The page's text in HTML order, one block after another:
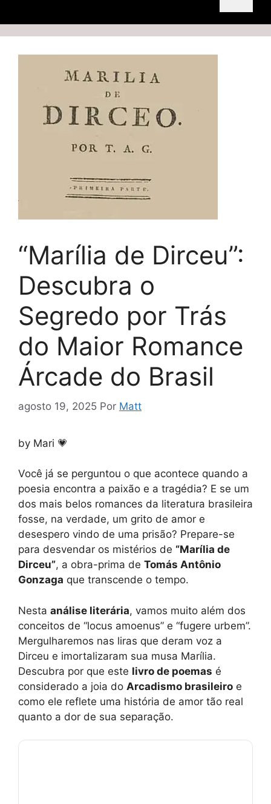
“Marília de Dirceu”:
Descubra o
Segredo por Trás
do Maior Romance
Árcade do Brasil
agosto 19, 2025 Por Matt
by Mari 💗
Você já se perguntou o que acontece quando a
poesia encontra a paixão e a tragédia? E se um
dos mais belos romances da literatura brasileira
fosse, na verdade, um grito de amor e
desespero vindo de uma prisão? Prepare-se
para desvendar os mistérios de “Marília de
Dirceu”, a obra-prima de Tomás Antônio
Gonzaga que transcende o tempo.
Nesta análise literária, vamos muito além dos
conceitos de “locus amoenus” e “fugere urbem”.
Mergulharemos nas liras que deram voz a
Dirceu e imortalizaram sua musa Marília.
Descubra por que este livro de poemas é
considerado a joia do Arcadismo brasileiro e
como ele reflete uma história de amor tão real
quanto a dor de sua separação.